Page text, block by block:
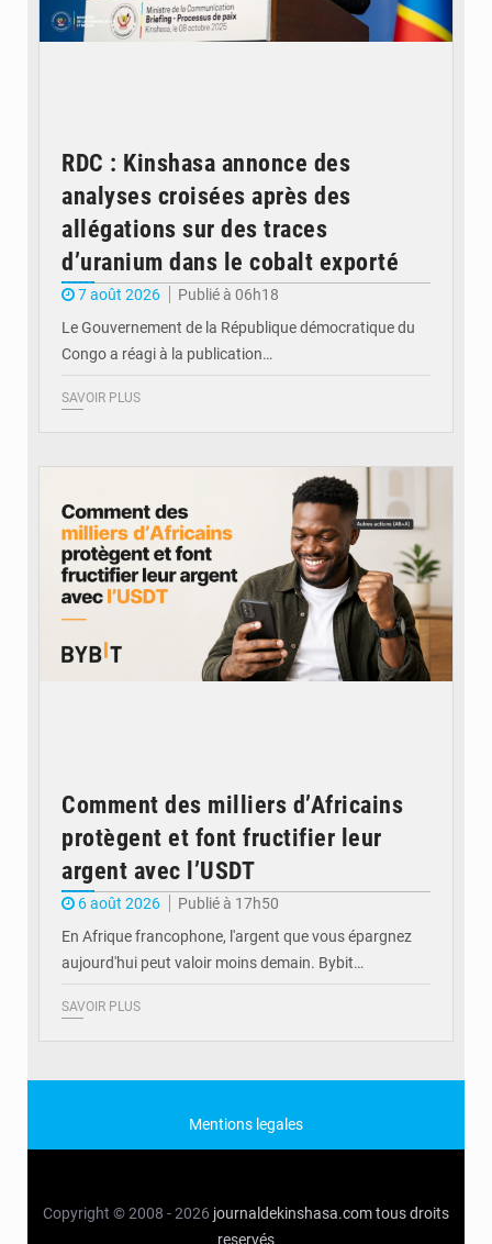
RDC : Kinshasa annonce des
analyses croisées après des
allégations sur des traces
d’uranium dans le cobalt exporté
7 août 2026
Publié à 06h18
Le Gouvernement de la République démocratique du
Congo a réagi à la publication…
SAVOIR PLUS
Comment des milliers d’Africains
protègent et font fructifier leur
argent avec l’USDT
6 août 2026
Publié à 17h50
En Afrique francophone, l'argent que vous épargnez
aujourd'hui peut valoir moins demain. Bybit…
SAVOIR PLUS
Mentions legales
Copyright © 2008 - 2026 journaldekinshasa.comtous droits
reservés